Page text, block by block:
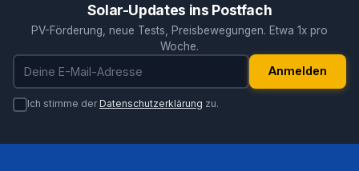
Solar-Updates ins Postfach
PV-Förderung, neue Tests, Preisbewegungen. Etwa 1x pro
Woche.
E-Mail-Adresse
Anmelden
Ich stimme derDatenschutzerklärung zu.